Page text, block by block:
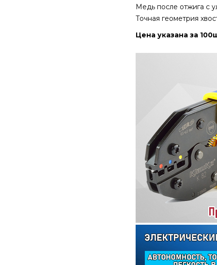
Медь после отжига с
Точная геометрия
Цена указана за